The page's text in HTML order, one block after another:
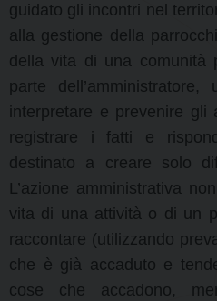
guidato gli incontri nel
alla gestione della
della vita di una comunità
parte
interpretare e prevenire
registrare i fatti e
destinato a creare solo
L’azione amministrativa
vita di una attività o di un
raccontare (utilizzando
che è già accaduto e
cose che accadono,